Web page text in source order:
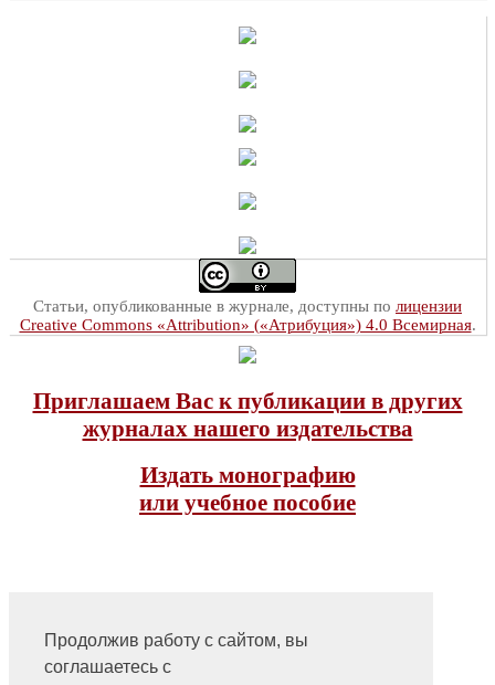
Продолжив работу с сайтом, вы
соглашаетесь с
Статьи, опубликованные в журнале, доступны по лицензии
Creative Commons «Attribution» («Атрибуция») 4.0 Всемирная.
Приглашаем Вас к публикации в других
журналах нашего издательства
Издать монографию
или учебное пособие
На главную